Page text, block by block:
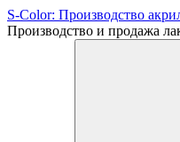
S-Color: Производство
Производство и продажа